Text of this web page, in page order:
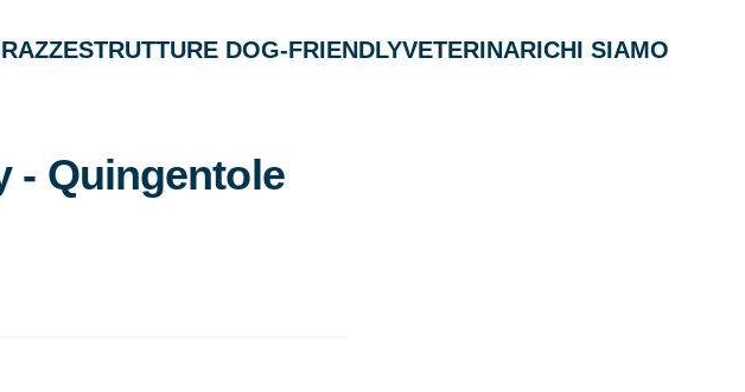
RAZZESTRUTTURE DOG-FRIENDLYVETERINARICHI SIAMO
- Quingentole